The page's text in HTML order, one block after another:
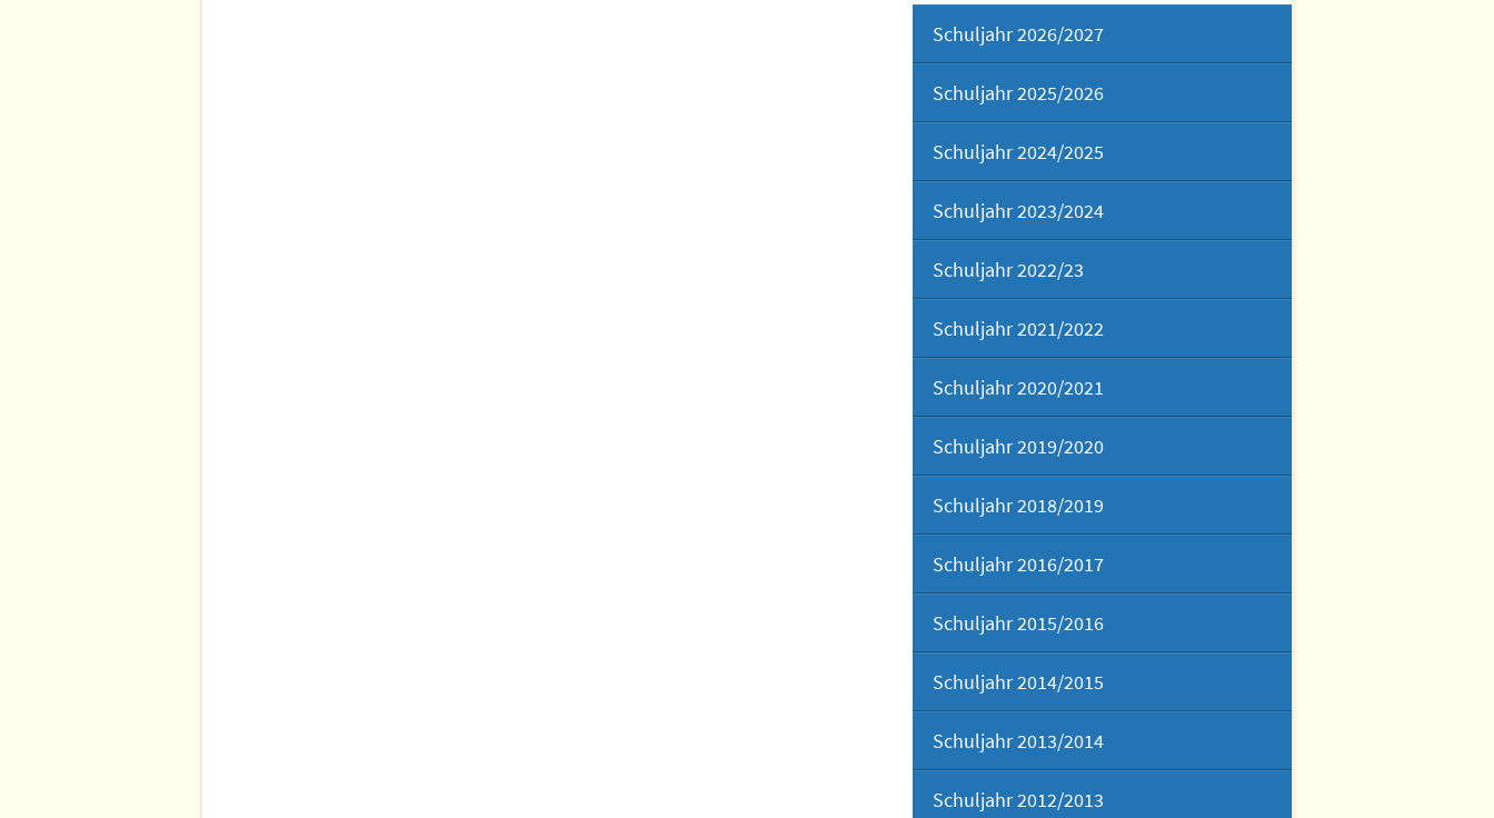
Schuljahr 2026/2027
Schuljahr 2025/2026
Schuljahr 2024/2025
Schuljahr 2023/2024
Schuljahr 2022/23
Schuljahr 2021/2022
Schuljahr 2020/2021
Schuljahr 2019/2020
Schuljahr 2018/2019
Schuljahr 2016/2017
Schuljahr 2015/2016
Schuljahr 2014/2015
Schuljahr 2013/2014
Schuljahr 2012/2013